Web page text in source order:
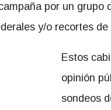
por un
y/o recortes
Estos
opinión
sondeos